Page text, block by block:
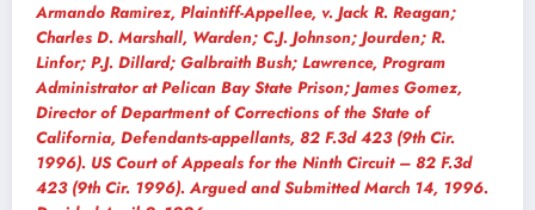
Armando Ramirez, Plaintiff-Appellee, v. Jack R. Reagan;
Charles D. Marshall, Warden; C.J. Johnson; Jourden; R.
Linfor; P.J. Dillard; Galbraith Bush; Lawrence, Program
Administrator at Pelican Bay State Prison; James Gomez,
Director of Department of Corrections of the State of
California, Defendants-appellants, 82 F.3d 423 (9th Cir.
1996). US Court of Appeals for the Ninth Circuit – 82 F.3d
423 (9th Cir. 1996). Argued and Submitted March 14, 1996.